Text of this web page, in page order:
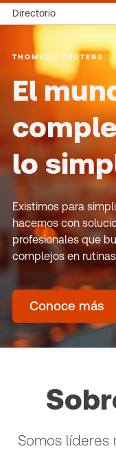
Directorio
THOMSON REUTERS
El
lo
Existimos para
hacemos con
profesionales que
complejos en
Conoce más
Somos líderes